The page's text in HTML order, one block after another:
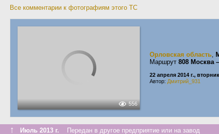
Все комментарии к фотографиям этого ТС
556
Орловская область,
Маршрут 808 Москва
22 апреля 2014 г., вторник
Автор: Дмитрий_931
↑ Июль 2013 г. Передан в другое предприятие или на завод